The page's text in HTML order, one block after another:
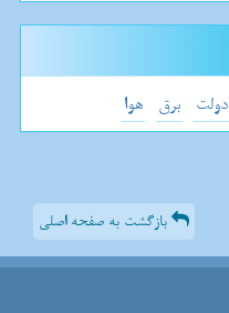
دولت برق هوا
بازگشت به صفحه اصلی